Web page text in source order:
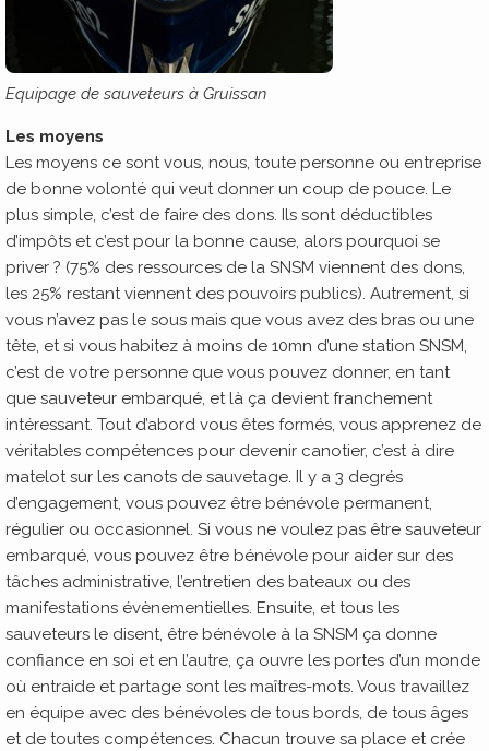
Equipage de sauveteurs à Gruissan
Les moyens
Les moyens ce sont vous, nous, toute personne ou entreprise
de bonne volonté qui veut donner un coup de pouce. Le
plus simple, c’est de faire des dons. Ils sont déductibles
d’impôts et c’est pour la bonne cause, alors pourquoi se
priver ? (75% des ressources de la SNSM viennent des dons,
les 25% restant viennent des pouvoirs publics). Autrement, si
vous n’avez pas le sous mais que vous avez des bras ou une
tête, et si vous habitez à moins de 10mn d’une station SNSM,
c’est de votre personne que vous pouvez donner, en tant
que sauveteur embarqué, et là ça devient franchement
intéressant. Tout d’abord vous êtes formés, vous apprenez de
véritables compétences pour devenir canotier, c’est à dire
matelot sur les canots de sauvetage. Il y a 3 degrés
d’engagement, vous pouvez être bénévole permanent,
régulier ou occasionnel. Si vous ne voulez pas être sauveteur
embarqué, vous pouvez être bénévole pour aider sur des
tâches administrative, l’entretien des bateaux ou des
manifestations évènementielles. Ensuite, et tous les
sauveteurs le disent, être bénévole à la SNSM ça donne
confiance en soi et en l’autre, ça ouvre les portes d’un monde
où entraide et partage sont les maîtres-mots. Vous travaillez
en équipe avec des bénévoles de tous bords, de tous âges
et de toutes compétences. Chacun trouve sa place et crée